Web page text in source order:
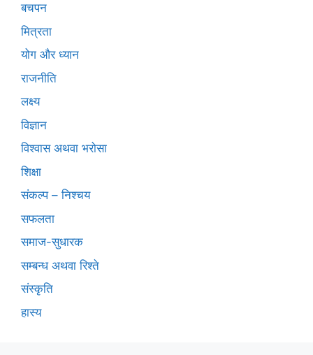
बचपन
मित्रता
योग और ध्यान
राजनीति
लक्ष्य
विज्ञान
विश्वास अथवा भरोसा
शिक्षा
संकल्प – निश्चय
सफलता
समाज-सुधारक
सम्बन्ध अथवा रिश्ते
संस्कृति
हास्य